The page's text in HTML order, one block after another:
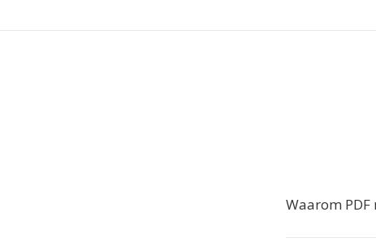
Waarom PDF